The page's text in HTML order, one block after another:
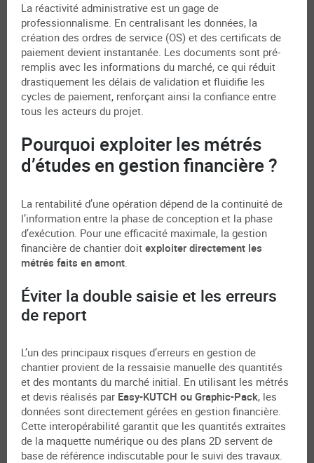
La réactivité administrative est un gage de
professionnalisme. En centralisant les données, la
création des ordres de service (OS) et des certificats de
paiement devient instantanée. Les documents sont pré-
remplis avec les informations du marché, ce qui réduit
drastiquement les délais de validation et fluidifie les
cycles de paiement, renforçant ainsi la confiance entre
tous les acteurs du projet.
Pourquoi exploiter les métrés
d’études en gestion financière ?
La rentabilité d’une opération dépend de la continuité de
l’information entre la phase de conception et la phase
d’exécution. Pour une efficacité maximale, la gestion
financière de chantier doit exploiter directement les
métrés faits en amont.
Éviter la double saisie et les erreurs
de report
L’un des principaux risques d’erreurs en gestion de
chantier provient de la ressaisie manuelle des quantités
et des montants du marché initial. En utilisant les métrés
et devis réalisés par Easy-KUTCH ou Graphic-Pack, les
données sont directement gérées en gestion financière.
Cette interopérabilité garantit que les quantités extraites
de la maquette numérique ou des plans 2D servent de
base de référence indiscutable pour le suivi des travaux.